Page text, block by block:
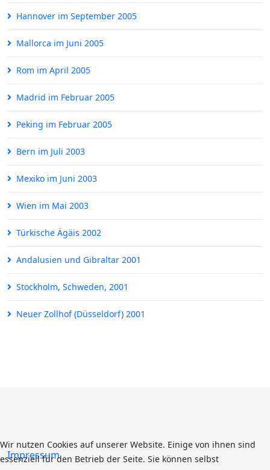
Hannover im September 2005
Mallorca im Juni 2005
Rom im April 2005
Madrid im Februar 2005
Peking im Februar 2005
Bern im Juli 2003
Mexiko im Juni 2003
Wien im Mai 2003
Türkische Ägäis 2002
Andalusien und Gibraltar 2001
Stockholm, Schweden, 2001
Neuer Zollhof (Düsseldorf) 2001
Impressum
Wir nutzen Cookies auf unserer Website. Einige von ihnen sind
essenziell für den Betrieb der Seite. Sie können selbst